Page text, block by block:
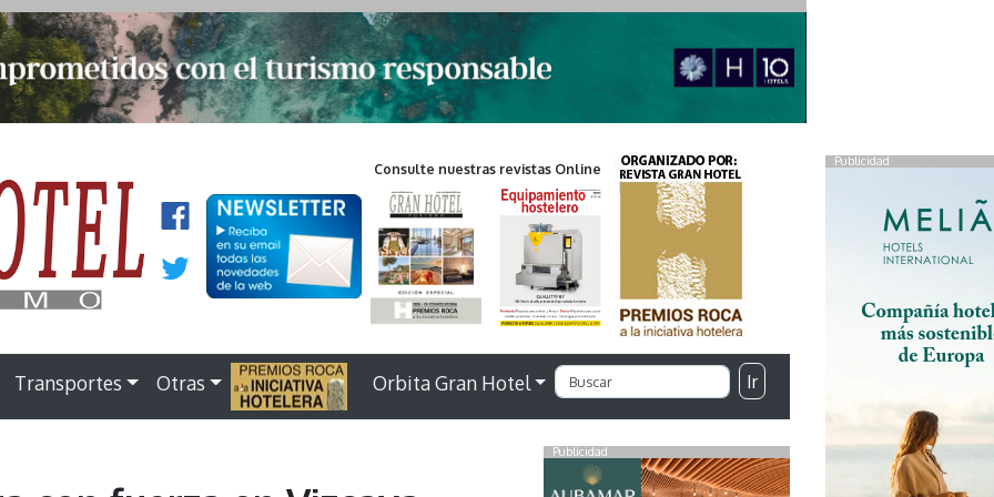
Publicidad
Consulte nuestras revistas Online
Transportes Otras . Orbita Gran Hotel Ir
Publicidad